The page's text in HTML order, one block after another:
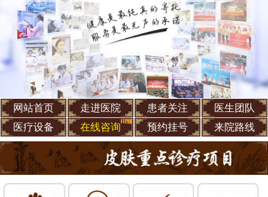
网站首页 走进医院 患者关注
医生团队
医疗设备
在线咨询 预约挂号 来院路线